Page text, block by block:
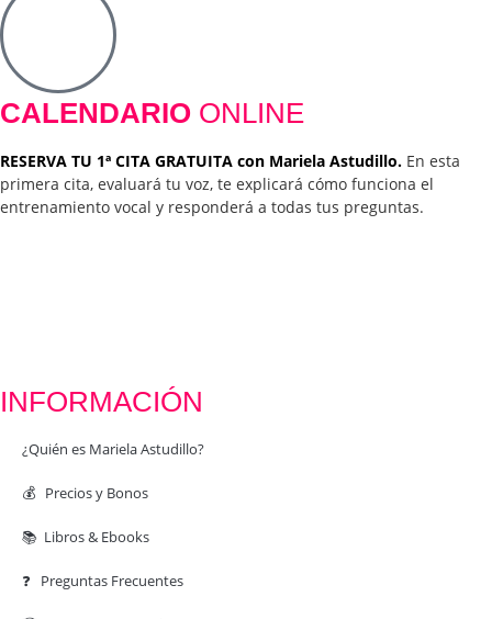
CALENDARIO ONLINE
RESERVA TU 1ª CITA GRATUITA con Mariela Astudillo. En esta
primera cita, evaluará tu voz, te explicará cómo funciona el
entrenamiento vocal y responderá a todas tus preguntas.
INFORMACIÓN
¿Quién es Mariela Astudillo?
💰 Precios y Bonos
📚 Libros & Ebooks
❓ Preguntas Frecuentes